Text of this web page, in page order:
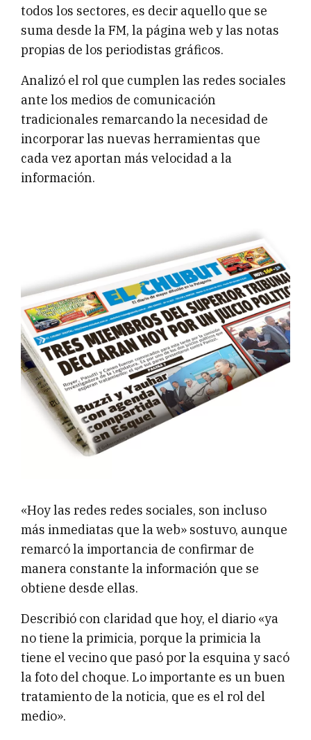
todos los sectores, es decir aquello que se
suma desde la FM, la página web y las notas
propias de los periodistas gráficos.
Analizó el rol que cumplen las redes sociales
ante los medios de comunicación
tradicionales remarcando la necesidad de
incorporar las nuevas herramientas que
cada vez aportan más velocidad a la
información.
«Hoy las redes redes sociales, son incluso
más inmediatas que la web» sostuvo, aunque
remarcó la importancia de confirmar de
manera constante la información que se
obtiene desde ellas.
Describió con claridad que hoy, el diario «ya
no tiene la primicia, porque la primicia la
tiene el vecino que pasó por la esquina y sacó
la foto del choque. Lo importante es un buen
tratamiento de la noticia, que es el rol del
medio».